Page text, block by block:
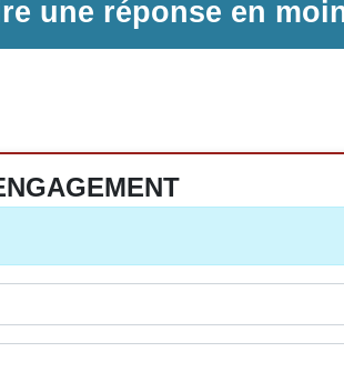
une réponse en